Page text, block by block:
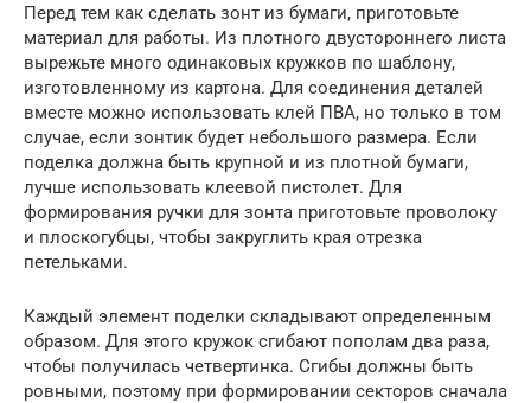
Перед тем как сделать зонт из бумаги, приготовьте
материал для работы. Из плотного двустороннего листа
вырежьте много одинаковых кружков по шаблону,
изготовленному из картона. Для соединения деталей
вместе можно использовать клей ПВА, но только в том
случае, если зонтик будет небольшого размера. Если
поделка должна быть крупной и из плотной бумаги,
лучше использовать клеевой пистолет. Для
формирования ручки для зонта приготовьте проволоку
и плоскогубцы, чтобы закруглить края отрезка
петельками.
Каждый элемент поделки складывают определенным
образом. Для этого кружок сгибают пополам два раза,
чтобы получилась четвертинка. Сгибы должны быть
ровными, поэтому при формировании секторов сначала